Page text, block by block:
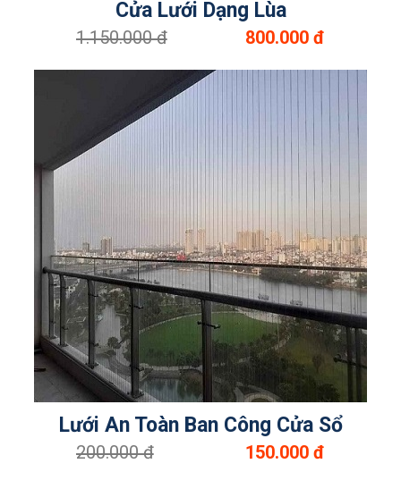
Cửa Lưới Dạng Lùa
1.150.000 đ 800.000 đ
Lưới An Toàn Ban Công Cửa Sổ
200.000 đ 150.000 đ